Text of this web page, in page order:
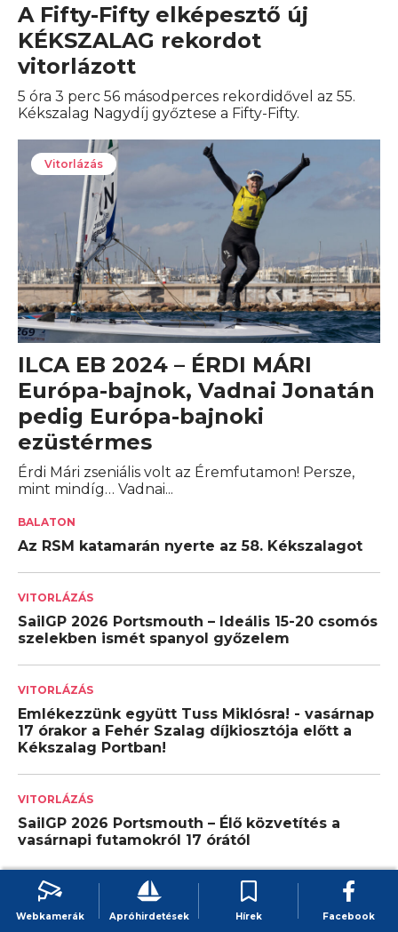
A Fifty-Fifty elképesztő új
KÉKSZALAG rekordot
vitorlázott
5 óra 3 perc 56 másodperces rekordidővel az 55.
Kékszalag Nagydíj győztese a Fifty-Fifty.
Vitorlázás
ILCA EB 2024 – ÉRDI MÁRI
Európa-bajnok, Vadnai Jonatán
pedig Európa-bajnoki
ezüstérmes
Érdi Mári zseniális volt az Éremfutamon! Persze,
mint mindíg… Vadnai...
BALATON
Az RSM katamarán nyerte az 58. Kékszalagot
VITORLÁZÁS
SailGP 2026 Portsmouth – Ideális 15-20 csomós
szelekben ismét spanyol győzelem
VITORLÁZÁS
Emlékezzünk együtt Tuss Miklósra! - vasárnap
17 órakor a Fehér Szalag díjkiosztója előtt a
Kékszalag Portban!
VITORLÁZÁS
SailGP 2026 Portsmouth – Élő közvetítés a
vasárnapi futamokról 17 órától
Szállások Összes
Webkamerák Apróhirdetések Hírek Facebook